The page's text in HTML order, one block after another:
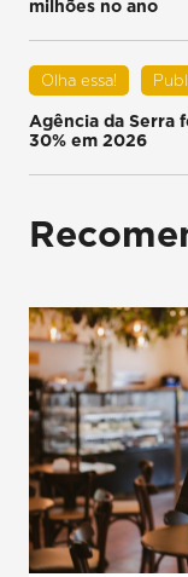
milhões no ano
Olha essa!
Agência da Serra
30% em 2026